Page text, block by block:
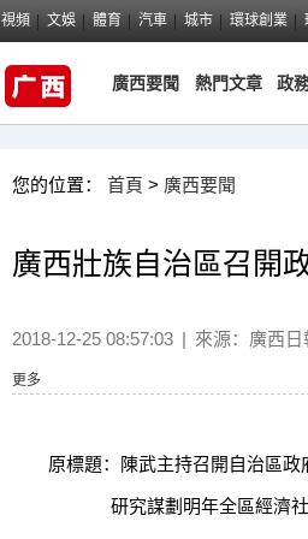
視頻 文娛 體育 汽車 城市 環球創業
廣西要聞 熱門文章 政
您的位置： 首頁 > 廣西要聞
廣西壯族自治區召開
2018-12-25 08:57:03 | 來源： 廣西日
更多
原標題：陳武主持召開自治區政
研究謀劃明年全區經濟社會